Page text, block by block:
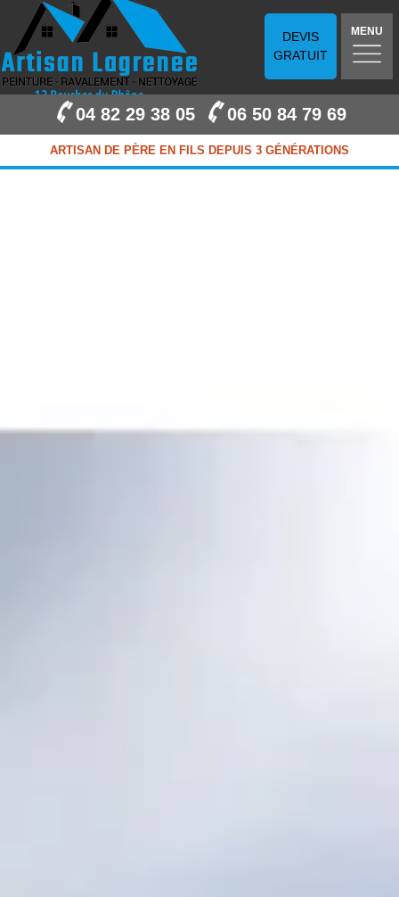
DEVIS
GRATUIT
MENU
04 82 29 38 05 06 50 84 79 69
ARTISAN DE PÈRE EN FILS DEPUIS 3 GÉNÉRATIONS